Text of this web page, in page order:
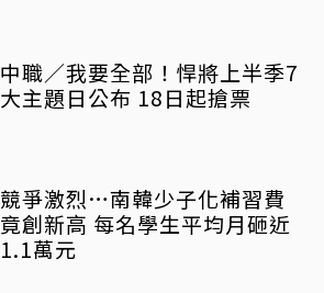
中職／我要全部！悍將上半季7
大主題日公布 18日起搶票
競爭激烈…南韓少子化補習費
竟創新高 每名學生平均月砸近
1.1萬元